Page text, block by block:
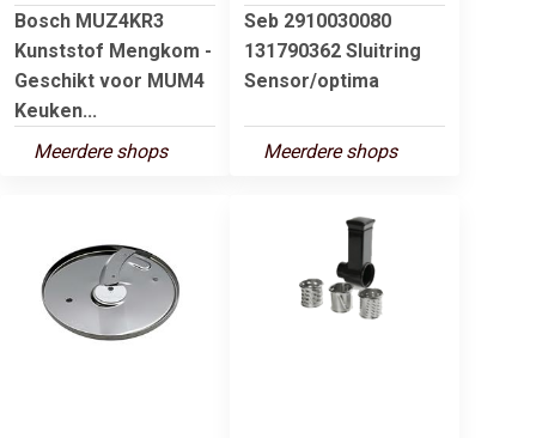
Bosch MUZ4KR3
Kunststof Mengkom -
Geschikt voor MUM4
Keuken...
Meerdere shops
Seb 2910030080
131790362 Sluitring
Sensor/optima
Meerdere shops